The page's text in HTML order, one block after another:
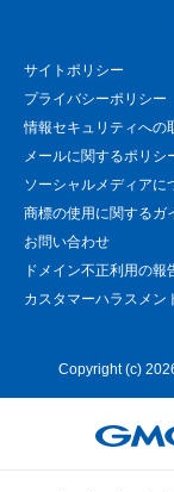
サイトポリシー
プライバシーポリシー
情報セキュリティへの
メールに関するポリシ
ソーシャルメディアに
商標の使用に関するガ
お問い合わせ
ドメイン不正利用の報
カスタマーハラスメン
Copyright (c)